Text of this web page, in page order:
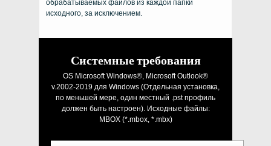
обрабатываемых файлов из каждой папки
исходного, за исключением.
Системные требования
OS Microsoft Windows®, Microsoft Outlook®
v.2002-2019 для Windows (Отдельная установка,
по меньшей мере, один местный .pstпрофиль
должен быть настроен). Исходные файлы:
MBOX (*.mbox, *.mbx)